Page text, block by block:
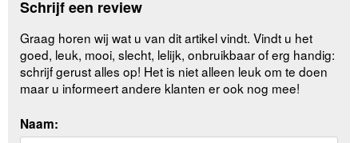
Schrijf een review
Graag horen wij wat u van dit artikel vindt. Vindt u het
goed, leuk, mooi, slecht, lelijk, onbruikbaar of erg handig:
schrijf gerust alles op! Het is niet alleen leuk om te doen
maar u informeert andere klanten er ook nog mee!
Naam: